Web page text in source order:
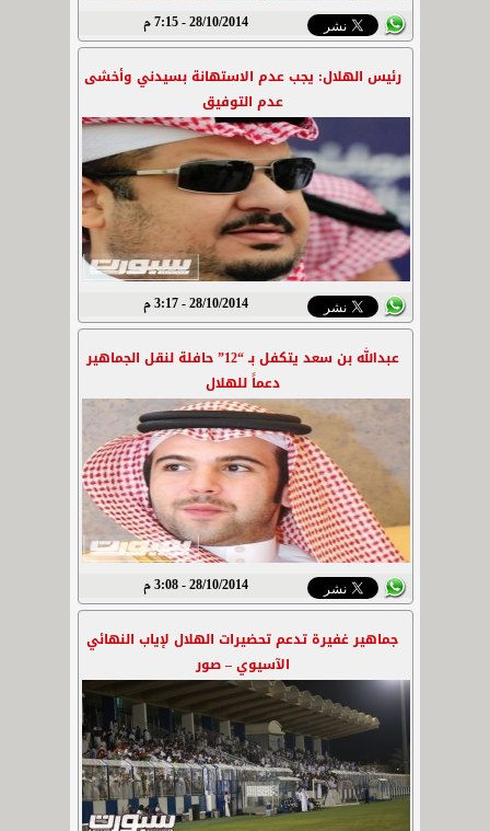
28/10/2014 - 7:15 م
رئيس الهلال: يجب عدم الاستهانة بسيدني وأخشى
عدم التوفيق
28/10/2014 - 3:17 م
عبدالله بن سعد يتكفل بـ “12” حافلة لنقل الجماهير
دعماً للهلال
28/10/2014 - 3:08 م
جماهير غفيرة تدعم تحضيرات الهلال لإياب النهائي
الآسيوي – صور